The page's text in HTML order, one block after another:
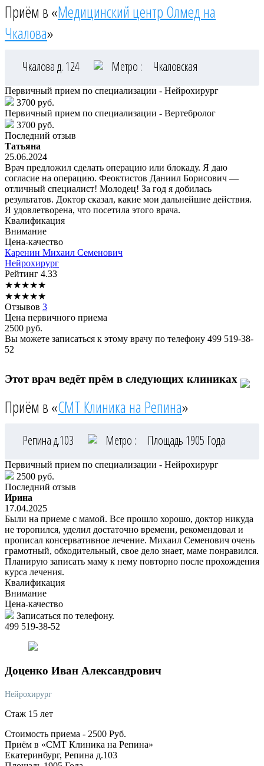
Приём в «Медицинский центр Олмед на
Чкалова»
Чкалова д. 124 Метро : Чкаловская
Первичный прием по специализации - Нейрохирург
3700 руб.
Первичный прием по специализации - Вертебролог
3700 руб.
Последний отзыв
Татьяна
25.06.2024
Врач предложил сделать операцию или блокаду. Я даю
согласие на операцию. Феоктистов Даниил Борисович —
отличный специалист! Молодец! За год я добилась
результатов. Доктор сказал, какие мои дальнейшие действия.
Я удовлетворена, что посетила этого врача.
Квалификация
Внимание
Цена-качество
Каренин Михаил Семенович
Нейрохирург
Рейтинг 4.33
★★★★★
★★★★★
Отзывов 3
Цена первичного приема
2500 руб.
Вы можете записаться к этому врачу по телефону 499 519-38-
52
Этот врач ведёт прём в следующих клиниках
Приём в «СМТ Клиника на Репина»
Репина д.103 Метро : Площадь 1905 Года
Первичный прием по специализации - Нейрохирург
2500 руб.
Последний отзыв
Ирина
17.04.2025
Были на приеме с мамой. Все прошло хорошо, доктор никуда
не торопился, уделил достаточно времени, рекомендовал и
прописал консервативное лечение. Михаил Семенович очень
грамотный, обходительный, свое дело знает, маме понравился.
Планирую записать маму к нему повторно после прохождения
курса лечения.
Квалификация
Внимание
Цена-качество
Записаться по телефону.
499 519-38-52
Доценко Иван Александрович
Нейрохирург
Стаж 15 лет
Стоимость приема - 2500 Руб.
Приём в «СМТ Клиника на Репина»
Екатеринбург, Репина д.103